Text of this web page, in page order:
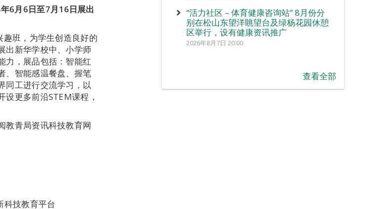
年6月 6日至7月 16日展出
班，为学生创造良好的
出新华学校中、小学师
力，展品包括：智能红
、智能感温餐盘、握笔
同工进行交流学习，以
更多前沿STEM课程，
教青局资讯科技教育网
科技教育平台
“活力社区 – 体育健康咨询站” 8月份分
别在松山东望洋眺望台及绿杨花园休憩
区举行，设有健康资讯推广
2026年8月7日 20:00
查看全部